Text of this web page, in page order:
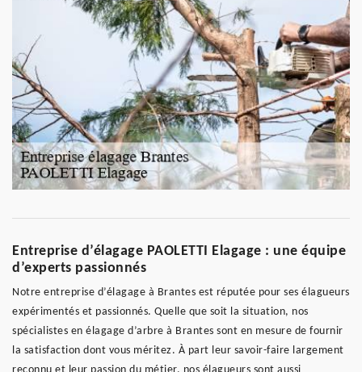
Entreprise d’élagage PAOLETTI Elagage : une équipe
d’experts passionnés
Notre entreprise d’élagage à Brantes est réputée pour ses élagueurs
expérimentés et passionnés. Quelle que soit la situation, nos
spécialistes en élagage d’arbre à Brantes sont en mesure de fournir
la satisfaction dont vous méritez. À part leur savoir-faire largement
reconnu et leur passion du métier, nos élagueurs sont aussi